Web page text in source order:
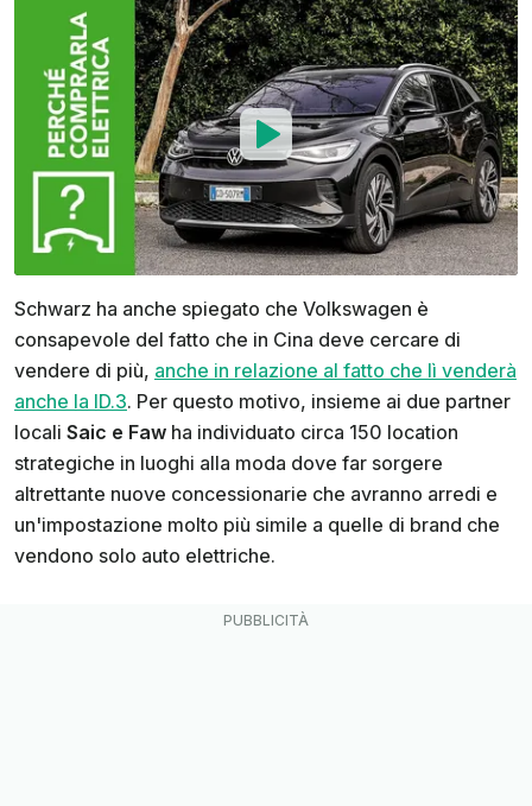
Schwarz ha anche spiegato che Volkswagen è
consapevole del fatto che in Cina deve cercare di
vendere di più, anche in relazione al fatto che lì venderà
anche la ID.3. Per questo motivo, insieme ai due partner
locali Saic e Faw ha individuato circa 150 location
strategiche in luoghi alla moda dove far sorgere
altrettante nuove concessionarie che avranno arredi e
un'impostazione molto più simile a quelle di brand che
vendono solo auto elettriche.